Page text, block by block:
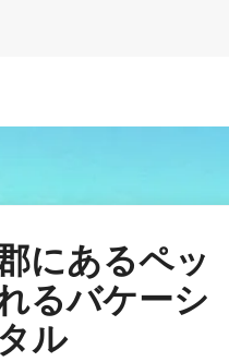
にあるペッ
るバケーシ
ル